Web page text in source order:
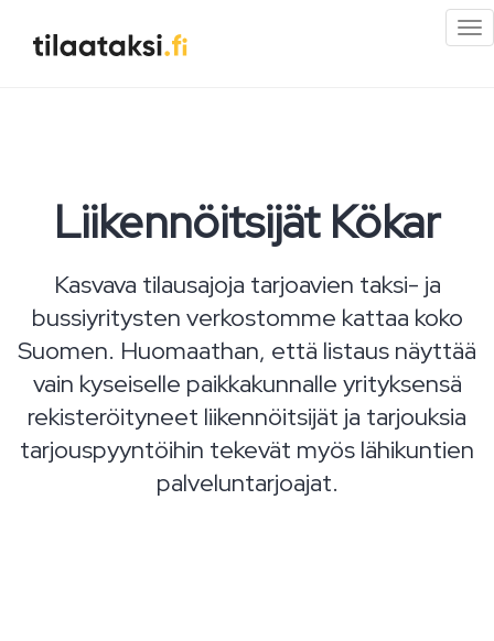
Liikennöitsijät Kökar
Kasvava tilausajoja tarjoavien taksi- ja
bussiyritysten verkostomme kattaa koko
Suomen. Huomaathan, että listaus näyttää
vain kyseiselle paikkakunnalle yrityksensä
rekisteröityneet liikennöitsijät ja tarjouksia
tarjouspyyntöihin tekevät myös lähikuntien
palveluntarjoajat.